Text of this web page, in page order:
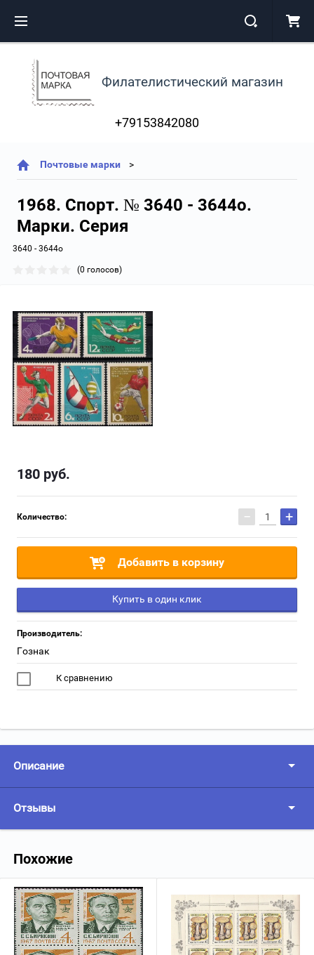
Филателистический магазин
+79153842080
Почтовые марки
1968. Спорт. № 3640 - 3644о.
Марки. Серия
3640 - 3644о
(0 голосов)
180 руб.
Количество: − +
Добавить в корзину
Купить в один клик
Производитель:
Гознак
К сравнению
Описание
Отзывы
Похожие